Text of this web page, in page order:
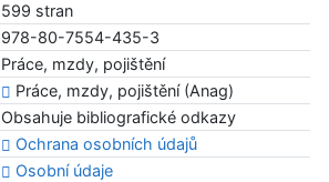
599 stran
978-80-7554-435-3
Práce, mzdy, pojištění
Práce, mzdy, pojištění (Anag)
Obsahuje bibliografické odkazy
Ochrana osobních údajů
Osobní údaje